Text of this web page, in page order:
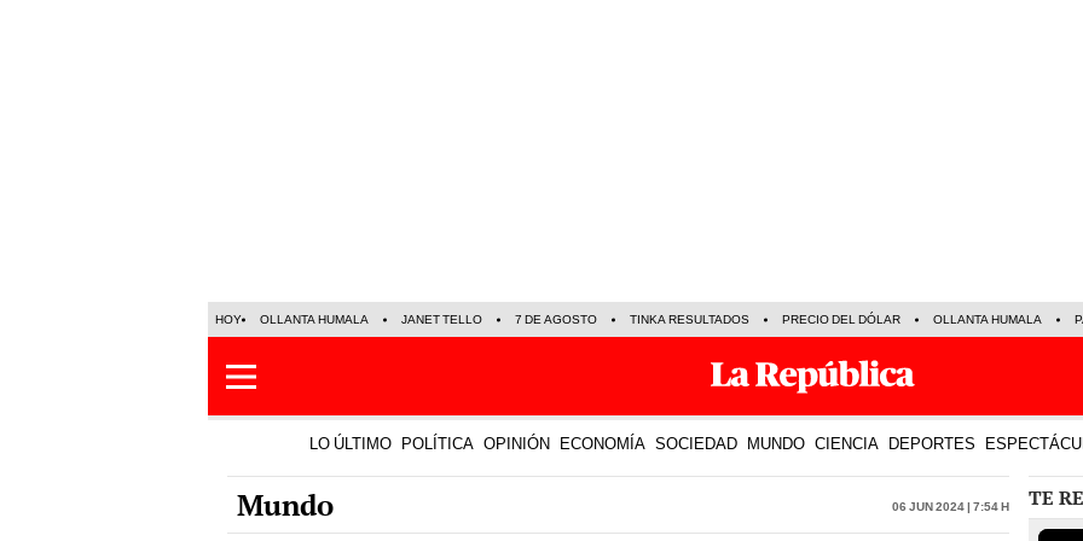
HOY OLLANTA HUMALA JANET TELLO 7 DE AGOSTO TINKA RESULTADOS PRECIO DEL DÓLAR OLLANTA HUMALA
LO ÚLTIMO POLÍTICA OPINIÓN ECONOMÍA SOCIEDAD MUNDO CIENCIA DEPORTES
Mundo 06 Jun 2024 | 7:54 h TE